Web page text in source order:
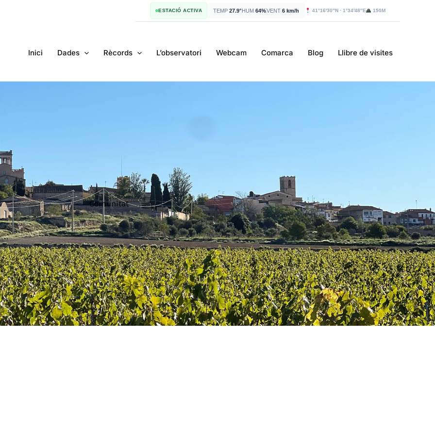
ESTACIÓ ACTIVA TEMP27.9°HUM64%VENT6 km/h 41°16′30″N · 1°34′48″E 150M
Inici Dades Rècords L’observatori Webcam Comarca Blog Llibre de visites
Comunitat